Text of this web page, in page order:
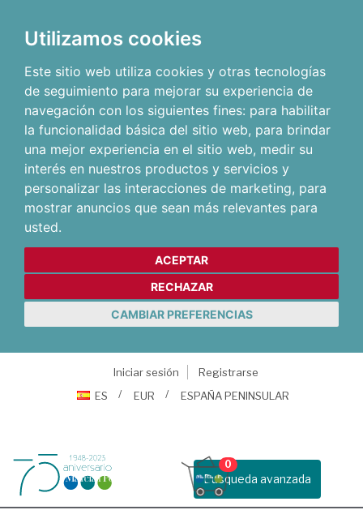
Utilizamos cookies
Este sitio web utiliza cookies y otras tecnologías
de seguimiento para mejorar su experiencia de
navegación con los siguientes fines: para habilitar
la funcionalidad básica del sitio web, para brindar
una mejor experiencia en el sitio web, medir su
interés en nuestros productos y servicios y
personalizar las interacciones de marketing, para
mostrar anuncios que sean más relevantes para
usted.
ACEPTAR
RECHAZAR
CAMBIAR PREFERENCIAS
Iniciar sesión
Registrarse
ES
EUR ESPAÑA PENINSULAR
Busqueda avanzada
0